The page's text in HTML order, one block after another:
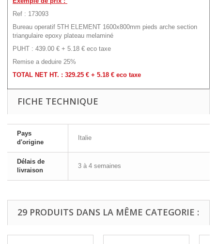
Ref : 173093
Bureau operatif 5TH ELEMENT 1600x800mm pieds arche section
triangulaire epoxy plateau melaminé
PUHT : 439.00 € + 5.18 € eco taxe
Remise a deduire 25%
TOTAL NET HT. : 329.25 € + 5.18 € eco taxe
FICHE TECHNIQUE
Pays
d'origine
Italie
Délais de
livraison
3 à 4 semaines
29 PRODUITS DANS LA MÊME CATEGORIE :